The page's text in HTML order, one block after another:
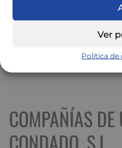
Ver
Política de
COMPAÑÍAS